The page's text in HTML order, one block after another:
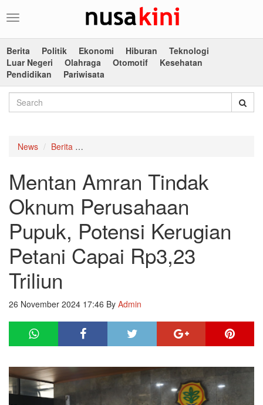
Toggle
Berita
Politik Ekonomi Hiburan
Teknologi
Luar Negeri
Olahraga Otomotif
Kesehatan
Pendidikan
Pariwisata
News Berita
Mentan Amran Tindak
Oknum Perusahaan
Pupuk, Potensi Kerugian
Petani Capai Rp3,23
Triliun
26 November 2024 17:46 By Admin